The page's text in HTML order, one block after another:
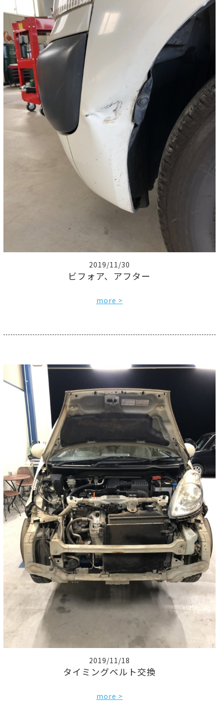
2019/11/30
ビフォア、アフター
more >
2019/11/18
タイミングベルト交換
more >